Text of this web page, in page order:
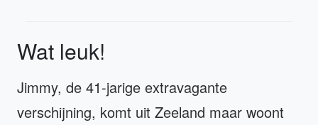
Wat leuk!
Jimmy, de 41-jarige extravagante
verschijning, komt uit Zeeland maar woont